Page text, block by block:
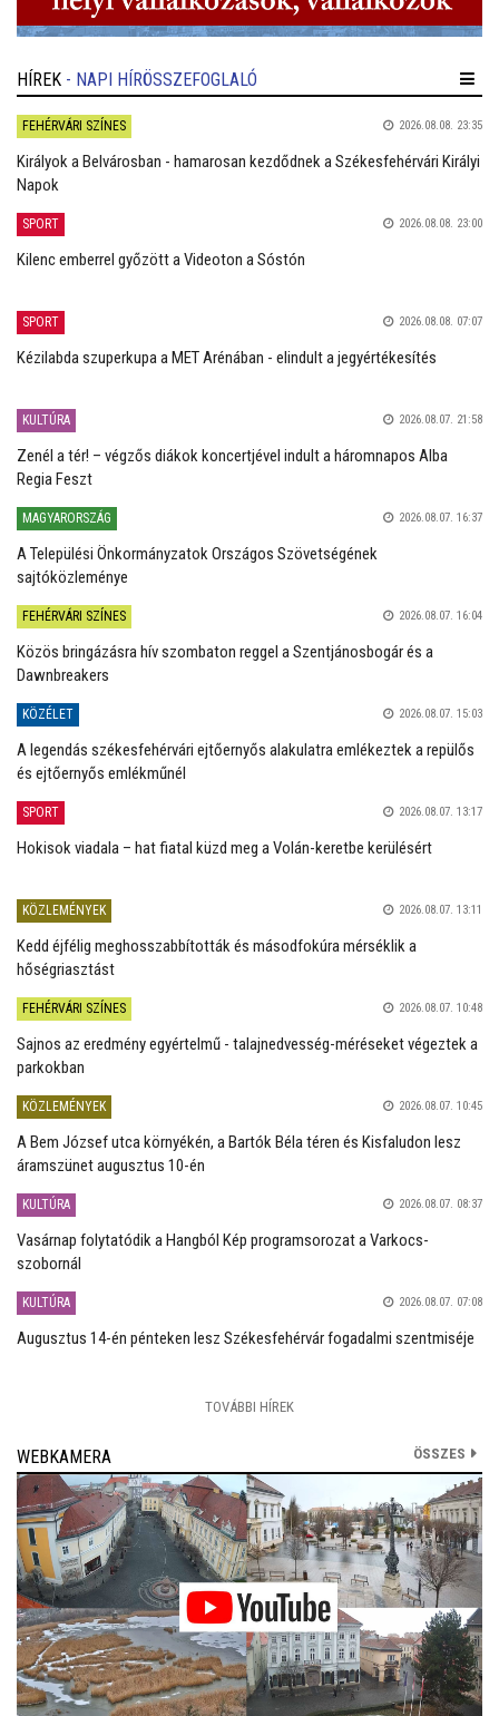
HÍREK - NAPI HÍRÖSSZEFOGLALÓ
FEHÉRVÁRI SZÍNES 2026.08.08. 23:35
Királyok a Belvárosban - hamarosan kezdődnek a Székesfehérvári Királyi
Napok
SPORT 2026.08.08. 23:00
Kilenc emberrel győzött a Videoton a Sóstón
SPORT 2026.08.08. 07:07
Kézilabda szuperkupa a MET Arénában - elindult a jegyértékesítés
KULTÚRA 2026.08.07. 21:58
Zenél a tér! – végzős diákok koncertjével indult a háromnapos Alba
Regia Feszt
MAGYARORSZÁG 2026.08.07. 16:37
A Települési Önkormányzatok Országos Szövetségének
sajtóközleménye
FEHÉRVÁRI SZÍNES 2026.08.07. 16:04
Közös bringázásra hív szombaton reggel a Szentjánosbogár és a
Dawnbreakers
KÖZÉLET 2026.08.07. 15:03
A legendás székesfehérvári ejtőernyős alakulatra emlékeztek a repülős
és ejtőernyős emlékműnél
SPORT 2026.08.07. 13:17
Hokisok viadala – hat fiatal küzd meg a Volán-keretbe kerülésért
KÖZLEMÉNYEK 2026.08.07. 13:11
Kedd éjfélig meghosszabbították és másodfokúra mérséklik a
hőségriasztást
FEHÉRVÁRI SZÍNES 2026.08.07. 10:48
Sajnos az eredmény egyértelmű - talajnedvesség-méréseket végeztek a
parkokban
KÖZLEMÉNYEK 2026.08.07. 10:45
A Bem József utca környékén, a Bartók Béla téren és Kisfaludon lesz
áramszünet augusztus 10-én
KULTÚRA 2026.08.07. 08:37
Vasárnap folytatódik a Hangból Kép programsorozat a Varkocs-
szobornál
KULTÚRA 2026.08.07. 07:08
Augusztus 14-én pénteken lesz Székesfehérvár fogadalmi szentmiséje
TOVÁBBI HÍREK
WEBKAMERA ÖSSZES